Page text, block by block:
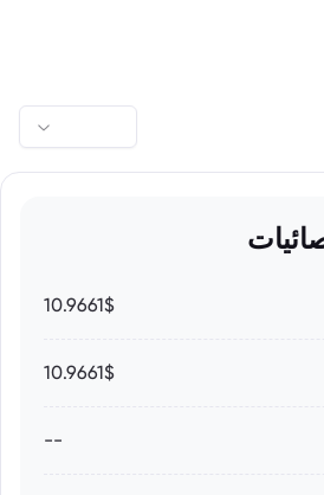
10.9661$
10.9661$
--